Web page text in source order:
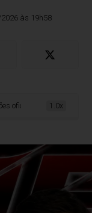
às 19h58
oficiais nos resultados
1.0x